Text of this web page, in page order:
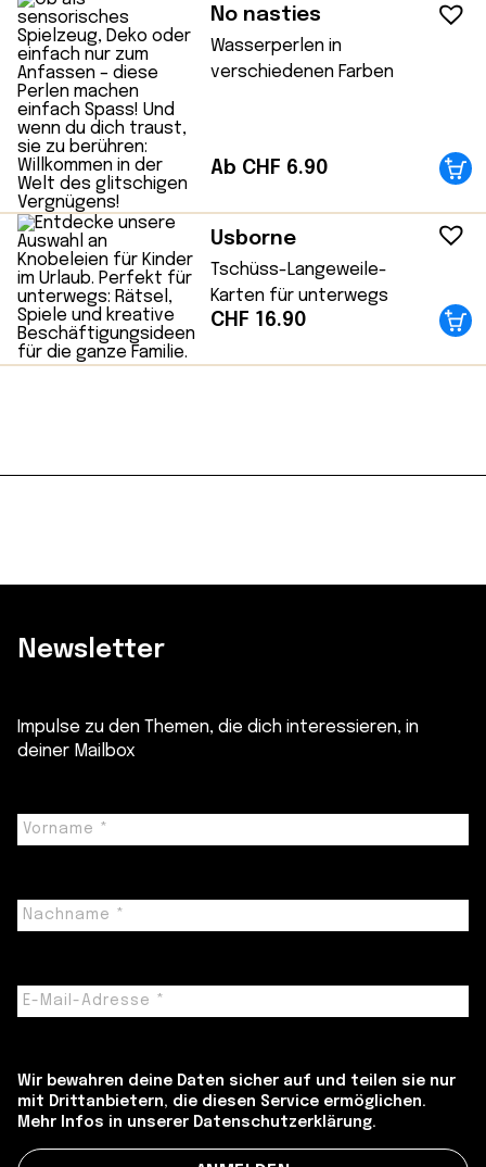
No nasties
Wasserperlen in
verschiedenen Farben
Ab CHF 6.90
Usborne
Tschüss-Langeweile-
Karten für unterwegs
CHF 16.90
Newsletter
Impulse zu den Themen, die dich interessieren, in
deiner Mailbox
Wir bewahren deine Daten sicher auf und teilen sie nur
mit Drittanbietern, die diesen Service ermöglichen.
Mehr Infos in unserer Datenschutzerklärung.